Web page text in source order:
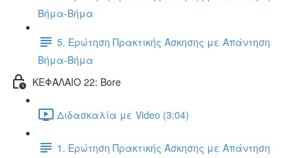
Βήμα-Βήμα
5. Ερώτηση Πρακτικής Άσκησης με Απάντηση
Βήμα-Βήμα
ΚΕΦΑΛΑΙΟ 22: Bore
Διδασκαλία με Video (3:04)
1. Ερώτηση Πρακτικής Άσκησης με Απάντηση